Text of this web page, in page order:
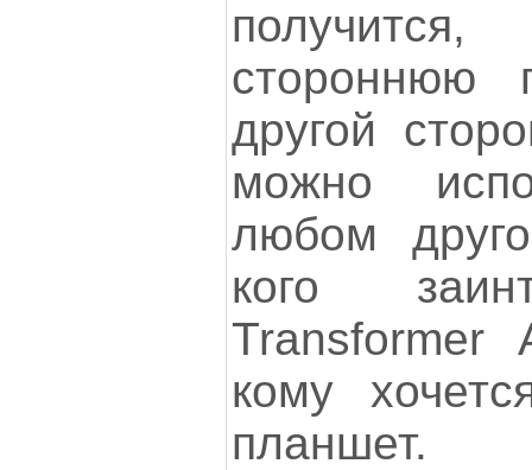
стороннюю
другой
можно
любом
кого
Transformer
кому
планшет.